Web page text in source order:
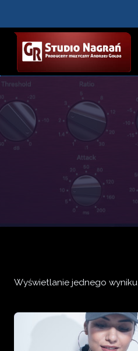
do
treści
Wyświetlanie jednego wyniku